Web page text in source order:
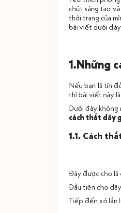
chút sáng tạo
thời trang của
bài viết dưới
1.Những
Nếu bạn là tín
thì bài viết này
Dưới đây không
cách thắt dây
1.1. Cách
Đây được cho là
Đầu tiên cho
Tiếp đến xỏ lần